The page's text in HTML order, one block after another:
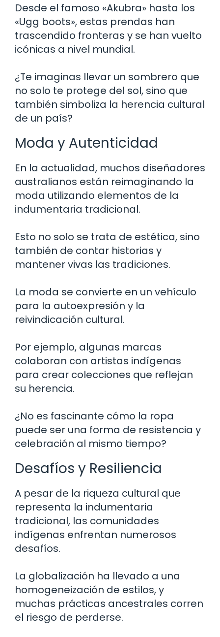
Desde el famoso «Akubra» hasta los
«Ugg boots», estas prendas han
trascendido fronteras y se han vuelto
icónicas a nivel mundial.
¿Te imaginas llevar un sombrero que
no solo te protege del sol, sino que
también simboliza la herencia cultural
de un país?
Moda y Autenticidad
En la actualidad, muchos diseñadores
australianos están reimaginando la
moda utilizando elementos de la
indumentaria tradicional.
Esto no solo se trata de estética, sino
también de contar historias y
mantener vivas las tradiciones.
La moda se convierte en un vehículo
para la autoexpresión y la
reivindicación cultural.
Por ejemplo, algunas marcas
colaboran con artistas indígenas
para crear colecciones que reflejan
su herencia.
¿No es fascinante cómo la ropa
puede ser una forma de resistencia y
celebración al mismo tiempo?
Desafíos y Resiliencia
A pesar de la riqueza cultural que
representa la indumentaria
tradicional, las comunidades
indígenas enfrentan numerosos
desafíos.
La globalización ha llevado a una
homogeneización de estilos, y
muchas prácticas ancestrales corren
el riesgo de perderse.